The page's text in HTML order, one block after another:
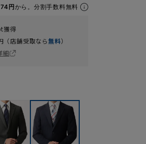
円から。分割手数料無料
獲得
（店舗受取なら無料）
細